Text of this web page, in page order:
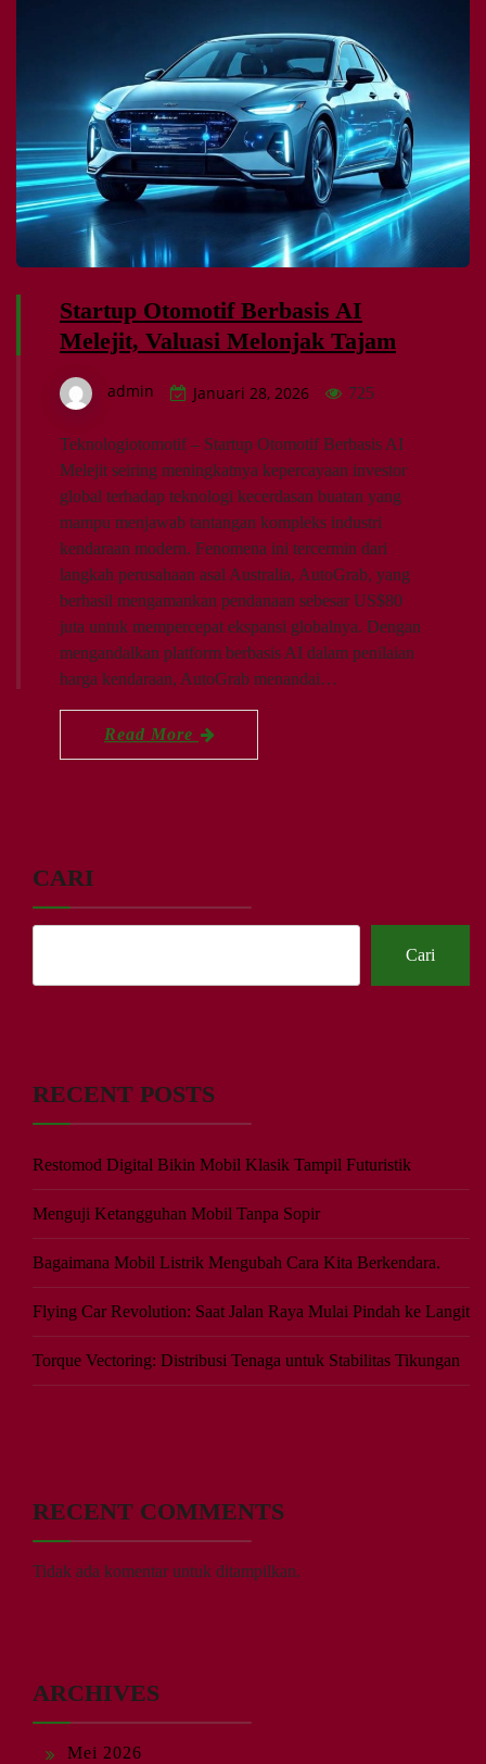
Startup Otomotif Berbasis AI
Melejit, Valuasi Melonjak Tajam
admin Januari 28, 2026 725
Teknologiotomotif – Startup Otomotif Berbasis AI
Melejit seiring meningkatnya kepercayaan investor
global terhadap teknologi kecerdasan buatan yang
mampu menjawab tantangan kompleks industri
kendaraan modern. Fenomena ini tercermin dari
langkah perusahaan asal Australia, AutoGrab, yang
berhasil mengamankan pendanaan sebesar US$80
juta untuk mempercepat ekspansi globalnya. Dengan
mengandalkan platform berbasis AI dalam penilaian
harga kendaraan, AutoGrab menandai…
Read More
CARI
Cari
RECENT POSTS
Restomod Digital Bikin Mobil Klasik Tampil Futuristik
Menguji Ketangguhan Mobil Tanpa Sopir
Bagaimana Mobil Listrik Mengubah Cara Kita Berkendara.
Flying Car Revolution: Saat Jalan Raya Mulai Pindah ke Langit
Torque Vectoring: Distribusi Tenaga untuk Stabilitas Tikungan
RECENT COMMENTS
Tidak ada komentar untuk ditampilkan.
ARCHIVES
Mei 2026